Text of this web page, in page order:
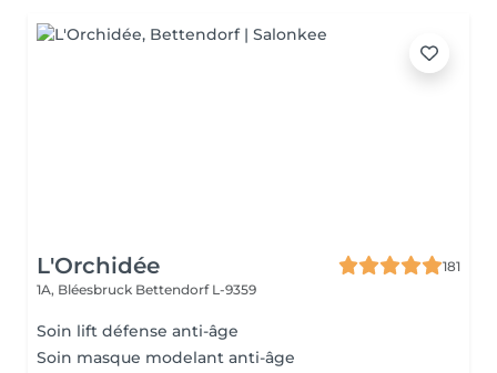
L'Orchidée
181
1A, Bléesbruck Bettendorf L-9359
Soin lift défense anti-âge
Soin masque modelant anti-âge